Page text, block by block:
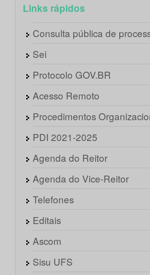
Links rápidos
Consulta pública de
Sei
Protocolo GOV.BR
Acesso Remoto
Procedimentos
PDI 2021-2025
Agenda do Reitor
Agenda do Vice-Reitor
Telefones
Editais
Ascom
Sisu UFS